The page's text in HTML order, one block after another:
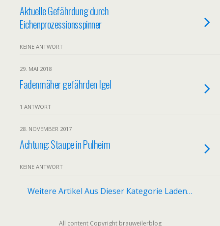
Aktuelle Gefährdung durch
Eichenprozessionsspinner
KEINE ANTWORT
29. MAI 2018
Fadenmäher gefährden Igel
1 ANTWORT
28. NOVEMBER 2017
Achtung: Staupe in Pulheim
KEINE ANTWORT
Weitere Artikel Aus Dieser Kategorie Laden…
All content Copyright brauweilerblog